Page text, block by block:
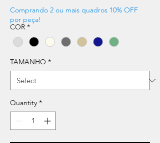
Comprando 2 ou mais quadros 10% OFF
por peça!
COR *
TAMANHO *
Quantity *